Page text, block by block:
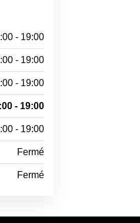
- 19:00
- 19:00
- 19:00
- 19:00
- 19:00
Fermé
Fermé